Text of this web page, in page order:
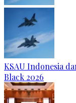
KSAU Indonesia
Black 2026